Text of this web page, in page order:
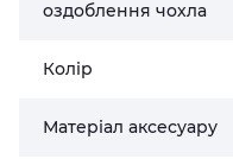
оздоблення чохла
Колір
Матеріал аксесуару